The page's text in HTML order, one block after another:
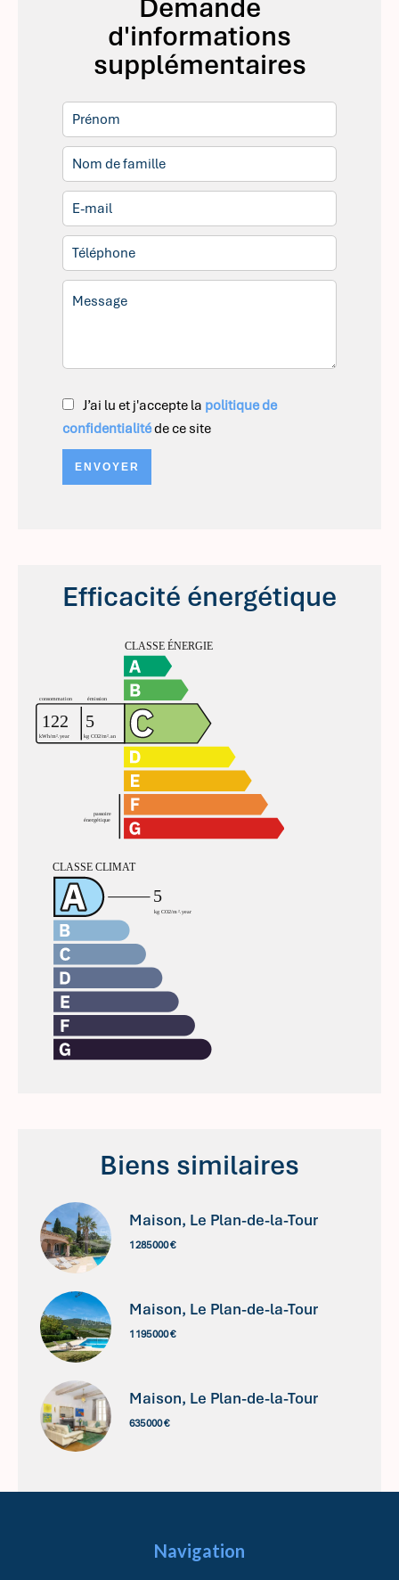
Demande
d'informations
supplémentaires
J’ai lu et j'accepte la politique de
confidentialitéde ce site
ENVOYER
Efficacité énergétique
Biens similaires
Maison, Le Plan-de-la-Tour
1 285 000 €
Maison, Le Plan-de-la-Tour
1 195 000 €
Maison, Le Plan-de-la-Tour
635 000 €
Navigation